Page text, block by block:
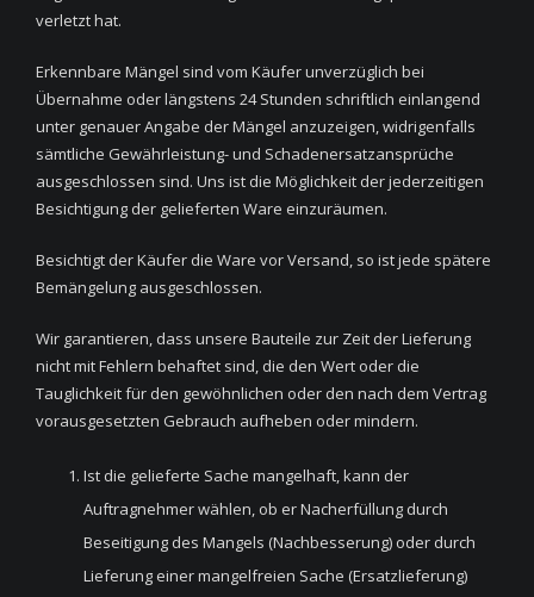
verletzt hat.
Erkennbare Mängel sind vom Käufer unverzüglich bei
Übernahme oder längstens 24 Stunden schriftlich einlangend
unter genauer Angabe der Mängel anzuzeigen, widrigenfalls
sämtliche Gewährleistung- und Schadenersatzansprüche
ausgeschlossen sind. Uns ist die Möglichkeit der jederzeitigen
Besichtigung der gelieferten Ware einzuräumen.
Besichtigt der Käufer die Ware vor Versand, so ist jede spätere
Bemängelung ausgeschlossen.
Wir garantieren, dass unsere Bauteile zur Zeit der Lieferung
nicht mit Fehlern behaftet sind, die den Wert oder die
Tauglichkeit für den gewöhnlichen oder den nach dem Vertrag
vorausgesetzten Gebrauch aufheben oder mindern.
Ist die gelieferte Sache mangelhaft, kann der
Auftragnehmer wählen, ob er Nacherfüllung durch
Beseitigung des Mangels (Nachbesserung) oder durch
Lieferung einer mangelfreien Sache (Ersatzlieferung)